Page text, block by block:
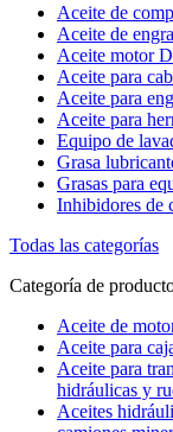
Aceite de
Aceite de
Aceite motor
Aceite para
Aceite para
Aceite para
Equipo de
Grasa
Grasas para
Inhibidores de
Todas las categorías
Categoría de
Aceite de
Aceite para
Aceite para
hidráulicas y
Aceites